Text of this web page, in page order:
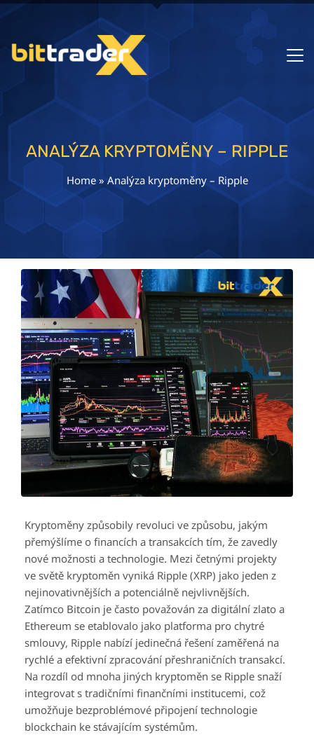
ANALÝZA KRYPTOMĚNY – RIPPLE
Home»Analýza kryptoměny – Ripple
Kryptoměny způsobily revoluci ve způsobu, jakým
přemýšlíme o financích a transakcích tím, že zavedly
nové možnosti a technologie. Mezi četnými projekty
ve světě kryptoměn vyniká Ripple (XRP) jako jeden z
nejinovativnějších a potenciálně nejvlivnějších.
Zatímco Bitcoin je často považován za digitální zlato a
Ethereum se etablovalo jako platforma pro chytré
smlouvy, Ripple nabízí jedinečná řešení zaměřená na
rychlé a efektivní zpracování přeshraničních transakcí.
Na rozdíl od mnoha jiných kryptoměn se Ripple snaží
integrovat s tradičními finančními institucemi, což
umožňuje bezproblémové připojení technologie
blockchain ke stávajícím systémům.